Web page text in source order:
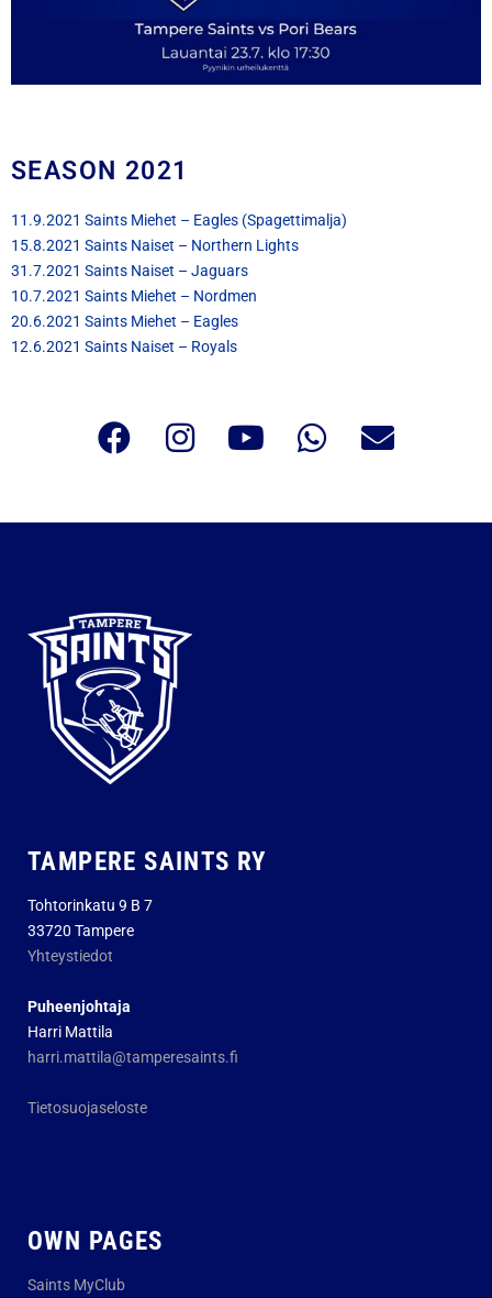
SEASON 2021
11.9.2021 Saints Miehet – Eagles (Spagettimalja)
15.8.2021 Saints Naiset – Northern Lights
31.7.2021 Saints Naiset – Jaguars
10.7.2021 Saints Miehet – Nordmen
20.6.2021 Saints Miehet – Eagles
12.6.2021 Saints Naiset – Royals
TAMPERE SAINTS RY
Tohtorinkatu 9 B 7
33720 Tampere
Yhteystiedot
Puheenjohtaja
Harri Mattila
harri.mattila@tamperesaints.fi
Tietosuojaseloste
OWN PAGES
Saints MyClub